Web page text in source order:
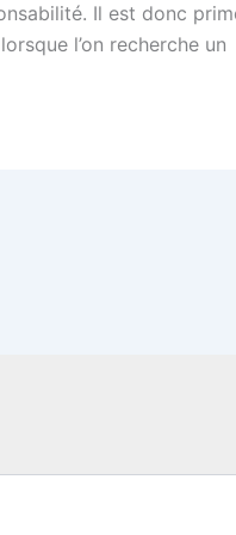
Il est donc
l’on recherche un